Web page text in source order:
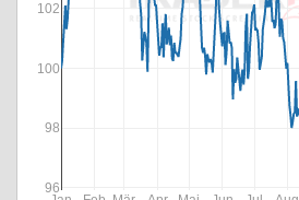
96
98
100
102